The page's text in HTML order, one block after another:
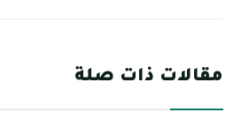
مقالات ذات صلة